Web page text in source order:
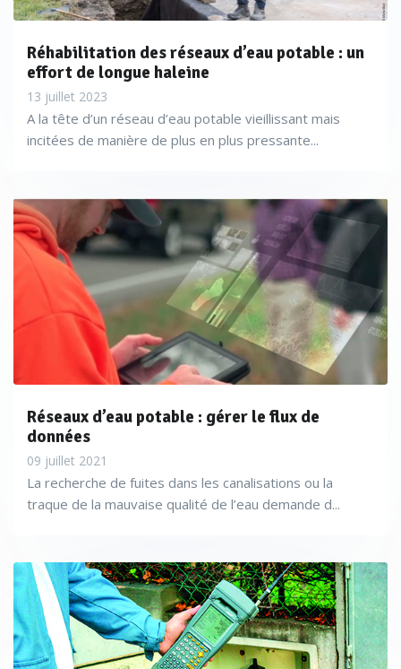
Réhabilitation des réseaux d’eau potable : un
effort de longue haleine
13 juillet 2023
A la tête d’un réseau d’eau potable vieillissant mais
incitées de manière de plus en plus pressante...
Réseaux d’eau potable : gérer le flux de
données
09 juillet 2021
La recherche de fuites dans les canalisations ou la
traque de la mauvaise qualité de l’eau demande d...